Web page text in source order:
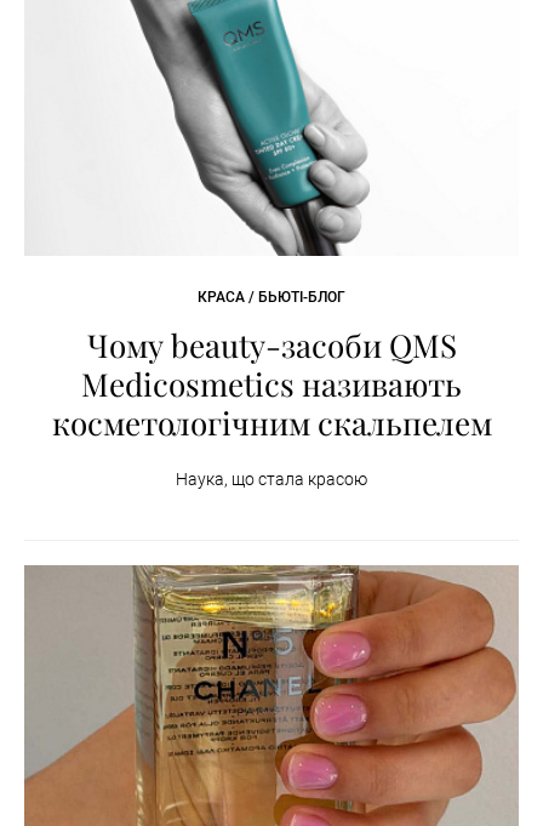
КРАСА / БЬЮТІ-БЛОГ
Чому beauty-засоби QMS
Medicosmetics називають
косметологічним скальпелем
Наука, що стала красою